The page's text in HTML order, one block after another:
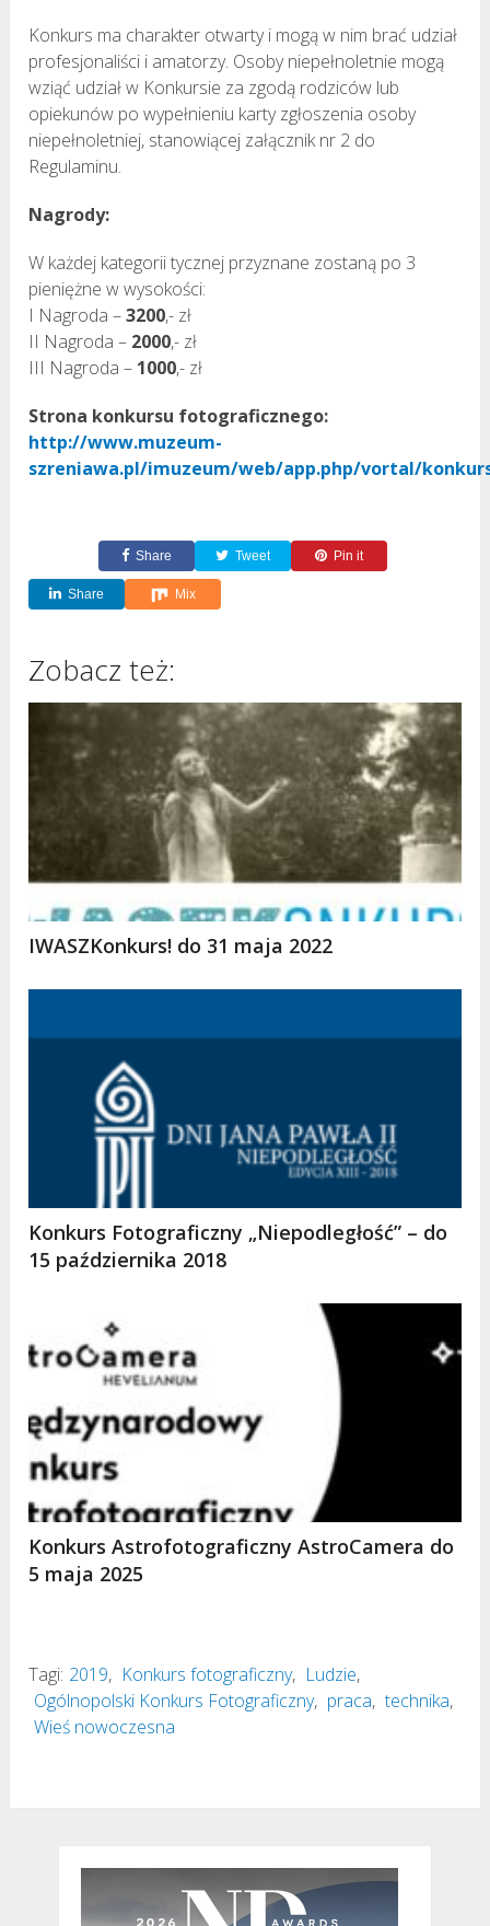
Konkurs ma charakter otwarty i mogą w nim brać udział
profesjonaliści i amatorzy. Osoby niepełnoletnie mogą
wziąć udział w Konkursie za zgodą rodziców lub
opiekunów po wypełnieniu karty zgłoszenia osoby
niepełnoletniej, stanowiącej załącznik nr 2 do
Regulaminu.
Nagrody:
W każdej kategorii tycznej przyznane zostaną po 3
pieniężne w wysokości:
I Nagroda –3200,- zł
II Nagroda – 2000,- zł
III Nagroda – 1000,- zł
Strona konkursu fotograficznego:
http://www.muzeum-
szreniawa.pl/imuzeum/web/app.php/vortal/
Share Tweet Pin it
Share Mix
Zobacz też:
IWASZKonkurs! do 31 maja 2022
Konkurs Fotograficzny „Niepodległość” – do
15 października 2018
Konkurs Astrofotograficzny AstroCamera do
5 maja 2025
Tagi: 2019, Konkurs fotograficzny, Ludzie,
Ogólnopolski Konkurs Fotograficzny, praca, technika,
Wieś nowoczesna